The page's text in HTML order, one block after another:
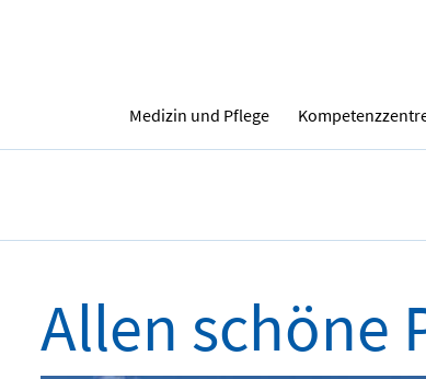
Medizin und Pflege
Allen schöne